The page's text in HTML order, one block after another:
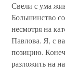
Свели с ума
Большинство
несмотря на
Павлова. Я, с
позицию.
разложить на